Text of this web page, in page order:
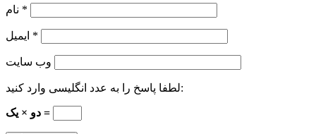
*
*
وب‌ سایت
لطفا پاسخ را به عدد انگلیسی وارد کنید:
دو × یک =